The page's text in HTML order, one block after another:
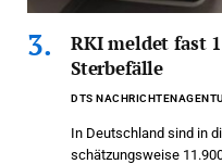
RKI meldet fast
Sterbefälle
DTS
In Deutschland sind in
schätzungsweise